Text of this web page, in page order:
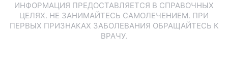
ИНФОРМАЦИЯ ПРЕДОСТАВЛЯЕТСЯ В СПРАВОЧНЫХ
ЦЕЛЯХ. НЕ ЗАНИМАЙТЕСЬ САМОЛЕЧЕНИЕМ. ПРИ
ПЕРВЫХ ПРИЗНАКАХ ЗАБОЛЕВАНИЯ ОБРАЩАЙТЕСЬ К
ВРАЧУ.